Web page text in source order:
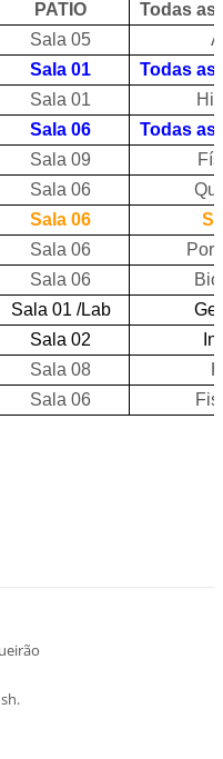
PATIO
Todas as
Sala 05
Sala 01
Todas as
Sala 01
Sala 06
Todas as
Sala 09
Sala 06
Sala 06
Sala 06
Sala 06
Sala 01 /Lab
Sala 02
Sala 08
Sala 06